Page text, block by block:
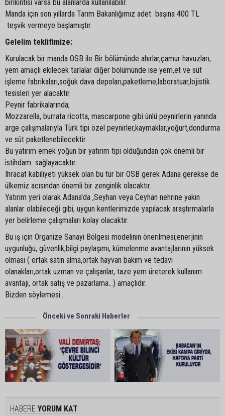
birikintisi varsa bu alanlarda kullanılabilir.
Manda için son yıllarda Tarım Bakanlığımız adet başına 400 TL
teşvik vermeye başlamıştır.
Gelelim teklifimize:
Kurulacak bir manda OSB ile Bir bölümünde ahırlar,çamur havuzları,
yem amaçlı ekilecek tarlalar diğer bölümünde ise yem,et ve süt
işleme fabrikaları,soğuk dava depoları,paketleme,laboratuar,lojistik
tesisleri yer alacaktır.
Peynir fabrikalarında;
Mozzarella, burrata ricotta, mascarpone gibi ünlü peynirlerin yanında
arge çalışmalarıyla Türk tipi özel peynirler,kaymaklar,yoğurt,dondurma
ve süt paketlenebilecektir.
Bu yatırım emek yoğun bir yatırım tipi olduğundan çok önemli bir
istihdam sağlayacaktır.
Ihracat kabiliyeti yüksek olan bu tür bir OSB gerek Adana gerekse de
ülkemiz acısından önemli bir zenginlik olacaktır.
Yatırım yeri olarak Adana'da ,Seyhan veya Ceyhan nehrine yakın
alanlar olabileceği gibi, uygun kentlerimizde yapılacak araştırmalarla
yer belirleme çalışmaları kolay olacaktır.
Bu iş için Organize Sanayi Bölgesi modelinin önerilmesi;enerjinin
uygunluğu, güvenlik,bilgi paylaşımı, kümelenme avantajlarının yüksek
olması ( ortak satın alma,ortak hayvan bakım ve tedavi
olanakları,ortak uzman ve çalışanlar, taze yem üreterek kullanım
avantajı, ortak satış ve pazarlama...) amaçlıdır.
Bizden söylemesi...
Önceki ve Sonraki Haberler
HABERE YORUM KAT